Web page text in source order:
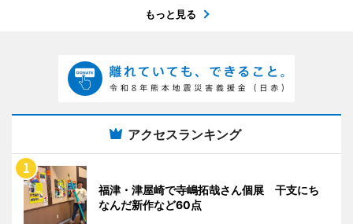
もっと見る
アクセスランキング
福津・津屋崎で寺嶋拓哉さん個展 干支にち
なんだ新作など60点